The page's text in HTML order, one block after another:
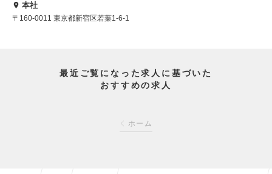
本社
〒160-0011 東京都新宿区若葉1-6-1
最近ご覧になった求人に基づいた
おすすめの求人
ホーム